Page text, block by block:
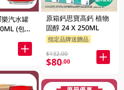
汽水罐
(包裝
原箱鈣思寶高鈣 植物
固醇 24 X 250ML
指定品牌送贈品
$132.00
$80.00